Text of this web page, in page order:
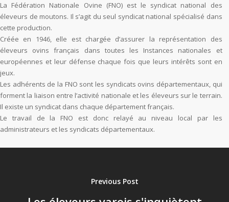
La Fédération Nationale Ovine (FNO) est le syndicat national des
éleveurs de moutons. Il s’agit du seul syndicat national spécialisé dans
cette production.
Créée en 1946, elle est chargée d’assurer la représentation des
éleveurs ovins français dans toutes les Instances nationales et
européennes et leur défense chaque fois que leurs intérêts sont en
jeux.
Les adhérents de la FNO sont les syndicats ovins départementaux, qui
forment la liaison entre l’activité nationale et les éleveurs sur le terrain.
Il existe un syndicat dans chaque département français.
Le travail de la FNO est donc relayé au niveau local par les
administrateurs et les syndicats départementaux.
Previous Post